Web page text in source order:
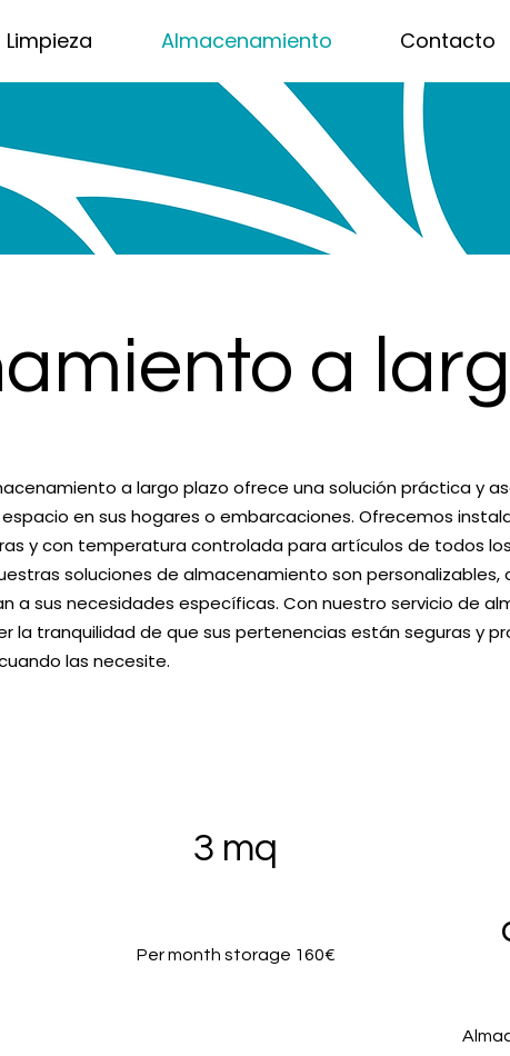
Limpieza Almacenamiento Contacto
a
a largo plazo ofrece una solución práctica y
en sus hogares o embarcaciones. Ofrecemos
y con temperatura controlada para artículos de todos
soluciones de almacenamiento son personalizables,
a sus necesidades específicas. Con nuestro servicio de
la tranquilidad de que sus pertenencias están seguras y
las necesite.
3 mq
Per month storage 160€